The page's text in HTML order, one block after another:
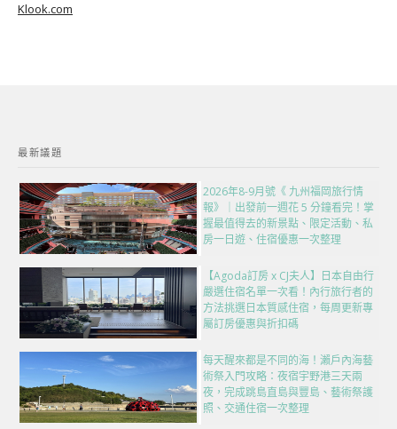
Klook.com
最新議題
2026年8-9月號《 九州福岡旅行情
報》｜出發前一週花 5 分鐘看完！掌
握最值得去的新景點、限定活動、私
房一日遊、住宿優惠一次整理
【Agoda訂房 x CJ夫人】日本自由行
嚴選住宿名單一次看！內行旅行者的
方法挑選日本質感住宿，每周更新專
屬訂房優惠與折扣碼
每天醒來都是不同的海！瀨戶內海藝
術祭入門攻略：夜宿宇野港三天兩
夜，完成跳島直島與豐島、藝術祭護
照、交通住宿一次整理